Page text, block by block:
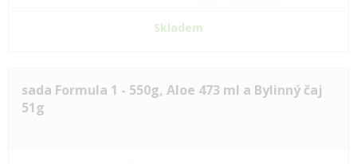
Skladem
sada Formula 1 - 550g, Aloe 473 ml a Bylinný čaj
51g